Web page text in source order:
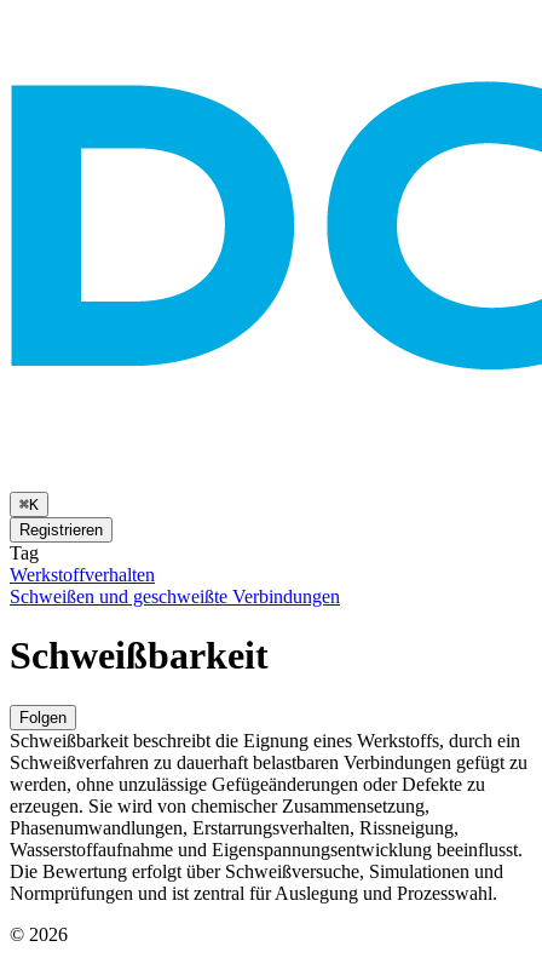
⌘K
Registrieren
Tag
Werkstoffverhalten
Schweißen und geschweißte Verbindungen
Schweißbarkeit
Folgen
Schweißbarkeit beschreibt die Eignung eines Werkstoffs, durch ein
Schweißverfahren zu dauerhaft belastbaren Verbindungen gefügt zu
werden, ohne unzulässige Gefügeänderungen oder Defekte zu
erzeugen. Sie wird von chemischer Zusammensetzung,
Phasenumwandlungen, Erstarrungsverhalten, Rissneigung,
Wasserstoffaufnahme und Eigenspannungsentwicklung beeinflusst.
Die Bewertung erfolgt über Schweißversuche, Simulationen und
Normprüfungen und ist zentral für Auslegung und Prozesswahl.
© 2026